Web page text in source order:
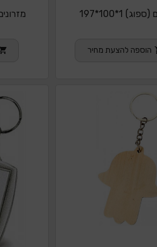
1*100*197
הוספה להצעת מחיר
מזרונים